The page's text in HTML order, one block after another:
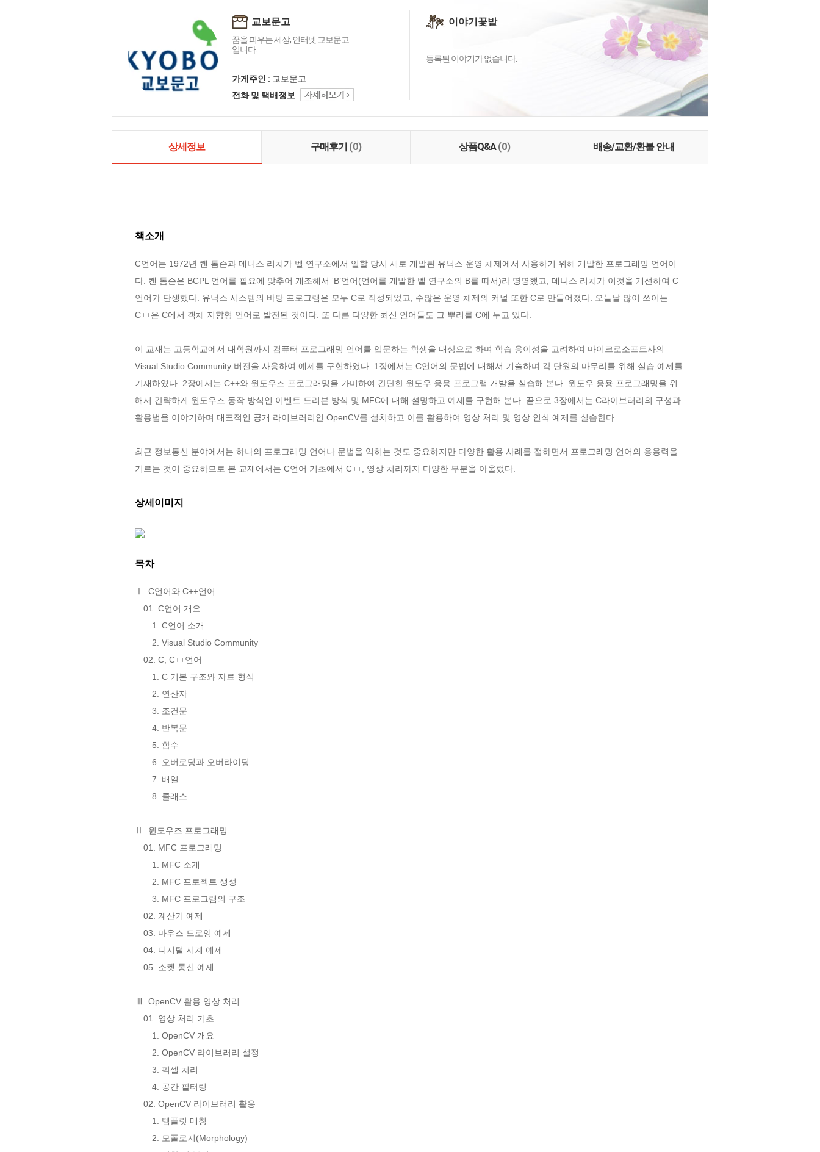
교보문고
꿈을 피우는 세상, 인터넷 교보문고
입니다.
가게주인 : 교보문고
전화 및 택배정보
이야기꽃밭
등록된 이야기가 없습니다.
상세정보 구매후기 (0) 상품Q&A(0) 배송/교환/환불 안내
책소개
C언어는 1972년 켄 톰슨과 데니스 리치가 벨 연구소에서 일할 당시 새로 개발된 유닉스 운영 체제에서 사용하기 위해 개발한 프로그래밍 언어이
다. 켄 톰슨은 BCPL 언어를 필요에 맞추어 개조해서 ‘B’언어(언어를 개발한 벨 연구소의 B를 따서)라 명명했고, 데니스 리치가 이것을 개선하여 C
언어가 탄생했다. 유닉스 시스템의 바탕 프로그램은 모두 C로 작성되었고, 수많은 운영 체제의 커널 또한 C로 만들어졌다. 오늘날 많이 쓰이는
C++은 C에서 객체 지향형 언어로 발전된 것이다. 또 다른 다양한 최신 언어들도 그 뿌리를 C에 두고 있다.
이 교재는 고등학교에서 대학원까지 컴퓨터 프로그래밍 언어를 입문하는 학생을 대상으로 하며 학습 용이성을 고려하여 마이크로소프트사의
Visual Studio Community 버전을 사용하여 예제를 구현하였다. 1장에서는 C언어의 문법에 대해서 기술하며 각 단원의 마무리를 위해 실습 예제를
기재하였다. 2장에서는 C++와 윈도우즈 프로그래밍을 가미하여 간단한 윈도우 응용 프로그램 개발을 실습해 본다. 윈도우 응용 프로그래밍을 위
해서 간략하게 윈도우즈 동작 방식인 이벤트 드리븐 방식 및 MFC에 대해 설명하고 예제를 구현해 본다. 끝으로 3장에서는 C라이브러리의 구성과
활용법을 이야기하며 대표적인 공개 라이브러리인 OpenCV를 설치하고 이를 활용하여 영상 처리 및 영상 인식 예제를 실습한다.
최근 정보통신 분야에서는 하나의 프로그래밍 언어나 문법을 익히는 것도 중요하지만 다양한 활용 사례를 접하면서 프로그래밍 언어의 응용력을
기르는 것이 중요하므로 본 교재에서는 C언어 기초에서 C++, 영상 처리까지 다양한 부분을 아울렀다.
상세이미지
목차
Ⅰ. C언어와 C++언어
01. C언어 개요
1. C언어 소개
2. Visual Studio Community
02. C, C++언어
1. C 기본 구조와 자료 형식
2. 연산자
3. 조건문
4. 반복문
5. 함수
6. 오버로딩과 오버라이딩
7. 배열
8. 클래스
Ⅱ. 윈도우즈 프로그래밍
01. MFC 프로그래밍
1. MFC 소개
2. MFC 프로젝트 생성
3. MFC 프로그램의 구조
02. 계산기 예제
03. 마우스 드로잉 예제
04. 디지털 시계 예제
05. 소켓 통신 예제
Ⅲ. OpenCV 활용 영상 처리
01. 영상 처리 기초
1. OpenCV 개요
2. OpenCV 라이브러리 설정
3. 픽셀 처리
4. 공간 필터링
02. OpenCV 라이브러리 활용
1. 템플릿 매칭
2. 모폴로지(Morphology)